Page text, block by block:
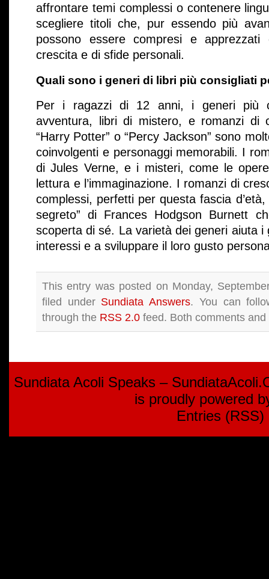
affrontare temi complessi o contenere
scegliere titoli che, pur essendo più
possono essere compresi e
crescita e di sfide personali.
Quali sono i generi di libri più consigliati
Per i ragazzi di 12 anni, i generi più
avventura, libri di mistero, e romanzi di
“Harry Potter” o “Percy Jackson” sono
coinvolgenti e personaggi memorabili. I
di Jules Verne, e i misteri, come le
lettura e l’immaginazione. I romanzi di
complessi, perfetti per questa fascia
segreto” di Frances Hodgson Burnett
scoperta di sé. La varietà dei generi aiuta
interessi e a sviluppare il loro gusto
This entry was posted on Monday,
filed under Sundiata Answers. You can
through the RSS 2.0 feed. Both comments
Sundiata Acoli Speaks –
is proudly powered
Entries (RSS)